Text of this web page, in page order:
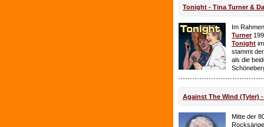
Tonight - Tina Turner &
Im
Turner
Tonight
stammt
als die
Against The Wind (Tyler)
Mitte der